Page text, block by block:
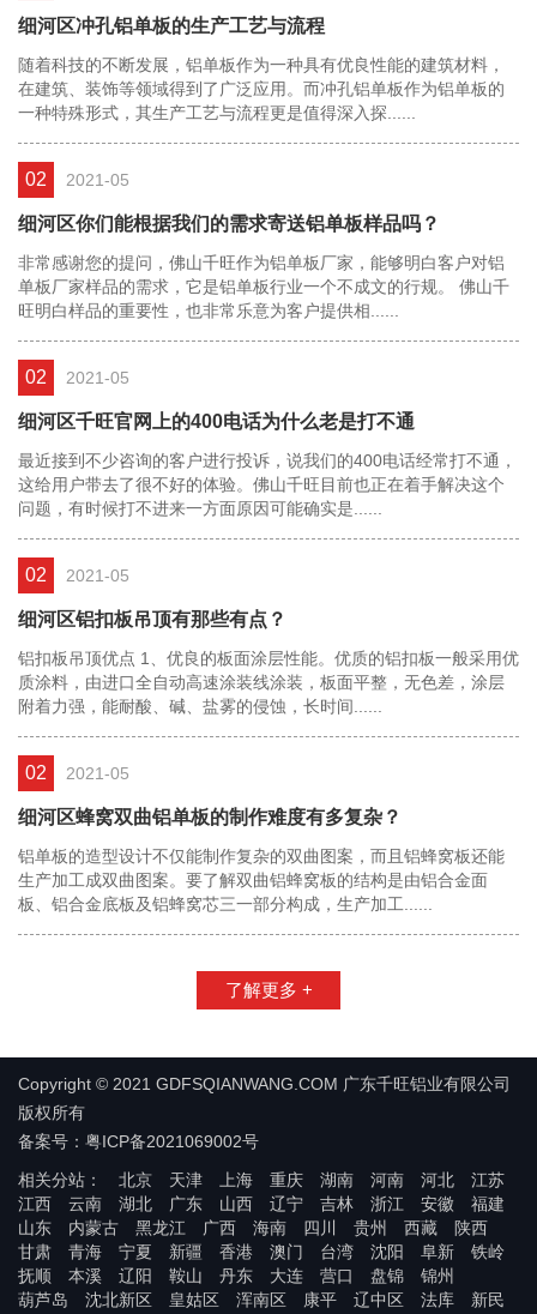
细河区冲孔铝单板的生产工艺与流程
随着科技的不断发展，铝单板作为一种具有优良性能的建筑材料，
在建筑、装饰等领域得到了广泛应用。而冲孔铝单板作为铝单板的
一种特殊形式，其生产工艺与流程更是值得深入探......
02 2021-05
细河区你们能根据我们的需求寄送铝单板样品吗？
非常感谢您的提问，佛山千旺作为铝单板厂家，能够明白客户对铝
单板厂家样品的需求，它是铝单板行业一个不成文的行规。 佛山千
旺明白样品的重要性，也非常乐意为客户提供相......
02 2021-05
细河区千旺官网上的400电话为什么老是打不通
最近接到不少咨询的客户进行投诉，说我们的400电话经常打不通，
这给用户带去了很不好的体验。佛山千旺目前也正在着手解决这个
问题，有时候打不进来一方面原因可能确实是......
02 2021-05
细河区铝扣板吊顶有那些有点？
铝扣板吊顶优点 1、优良的板面涂层性能。优质的铝扣板一般采用优
质涂料，由进口全自动高速涂装线涂装，板面平整，无色差，涂层
附着力强，能耐酸、碱、盐雾的侵蚀，长时间......
02 2021-05
细河区蜂窝双曲铝单板的制作难度有多复杂？
铝单板的造型设计不仅能制作复杂的双曲图案，而且铝蜂窝板还能
生产加工成双曲图案。要了解双曲铝蜂窝板的结构是由铝合金面
板、铝合金底板及铝蜂窝芯三一部分构成，生产加工......
了解更多 +
Copyright © 2021 GDFSQIANWANG.COM 广东千旺铝业有限公司
版权所有
备案号：粤ICP备2021069002号
相关分站：
北京 天津 上海 重庆 湖南 河南 河北
江苏
江西
云南 湖北 广东 山西 辽宁 吉林 浙江 安徽
福建
山东
内蒙古 黑龙江 广西 海南 四川 贵州 西藏
陕西
甘肃
青海 宁夏 新疆 香港 澳门 台湾 沈阳 阜新
铁岭
抚顺
本溪 辽阳 鞍山 丹东 大连 营口 盘锦
锦州
葫芦岛
沈北新区 皇姑区 浑南区 康平 辽中区 法库 新民